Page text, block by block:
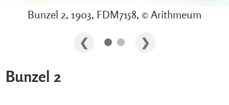
Bunzel 2, 1903, FDM7158, © Arithmeum
Bunzel 2